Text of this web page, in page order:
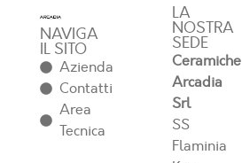
NAVIGA
IL SITO
Azienda
Contatti
Area
Tecnica
LA
NOSTRA
SEDE
Ceramiche
Arcadia
Srl
SS
Flaminia